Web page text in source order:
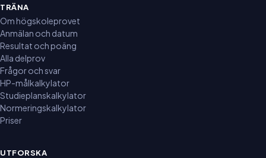
TRÄNA
Om högskoleprovet
Anmälan och datum
Resultat och poäng
Alla delprov
Frågor och svar
HP-målkalkylator
Studieplanskalkylator
Normeringskalkylator
Priser
UTFORSKA